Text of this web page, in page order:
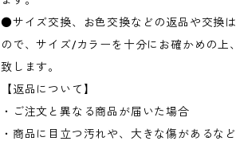
●サイズ交換、お色交換などの返品や交換
ので、サイズ/カラーを十分にお確かめの上
致します。
【返品について】
・ご注文と異なる商品が届いた場合
・商品に目立つ汚れや、大きな傷があるな